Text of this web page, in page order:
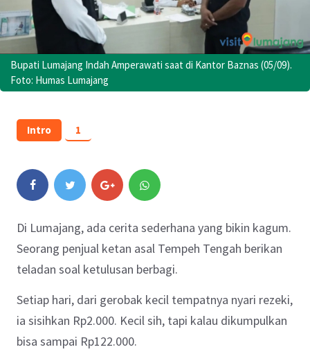
Bupati Lumajang Indah Amperawati saat di Kantor Baznas (05/09).
Foto: Humas Lumajang
Intro 1
Di Lumajang, ada cerita sederhana yang bikin kagum.
Seorang penjual ketan asal Tempeh Tengah berikan
teladan soal ketulusan berbagi.
Setiap hari, dari gerobak kecil tempatnya nyari rezeki,
ia sisihkan Rp2.000. Kecil sih, tapi kalau dikumpulkan
bisa sampai Rp122.000.